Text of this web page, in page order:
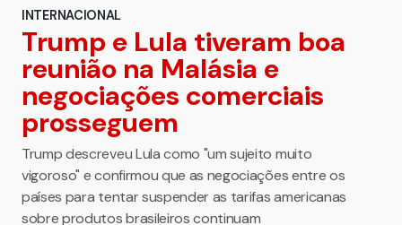
INTERNACIONAL
Trump e Lula tiveram boa
reunião na Malásia e
negociações comerciais
prosseguem
Trump descreveu Lula como "um sujeito muito
vigoroso" e confirmou que as negociações entre os
países para tentar suspender as tarifas americanas
sobre produtos brasileiros continuam